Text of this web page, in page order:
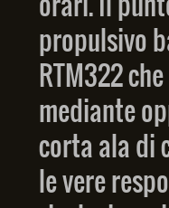
propulsivo
RTM322
mediante
corta ala di
le vere